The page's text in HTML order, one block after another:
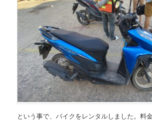
という事で、バイクをレンタルしました。料